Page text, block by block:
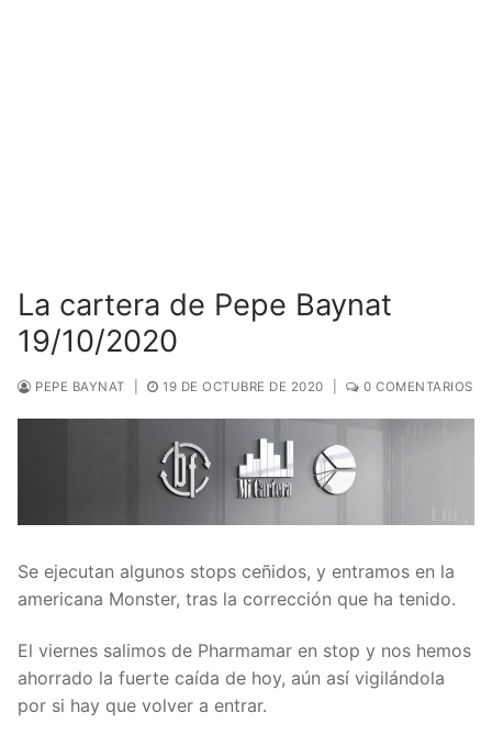
La cartera de Pepe Baynat
19/10/2020
PEPE BAYNAT 19 DE OCTUBRE DE 2020 0 COMENTARIOS
Se ejecutan algunos stops ceñidos, y entramos en la
americana Monster, tras la corrección que ha tenido.
El viernes salimos de Pharmamar en stop y nos hemos
ahorrado la fuerte caída de hoy, aún así vigilándola
por si hay que volver a entrar.